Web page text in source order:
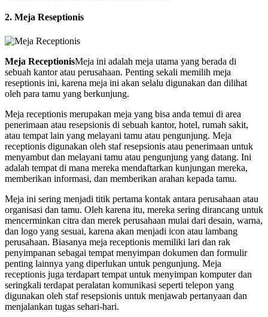
2. Meja Reseptionis
Meja ReceptionisMeja ini adalah meja utama yang berada di
sebuah kantor atau perusahaan. Penting sekali memilih meja
reseptionis ini, karena meja ini akan selalu digunakan dan dilihat
oleh para tamu yang berkunjung.
Meja receptionis merupakan meja yang bisa anda temui di area
penerimaan atau resepsionis di sebuah kantor, hotel, rumah sakit,
atau tempat lain yang melayani tamu atau pengunjung. Meja
receptionis digunakan oleh staf resepsionis atau penerimaan untuk
menyambut dan melayani tamu atau pengunjung yang datang. Ini
adalah tempat di mana mereka mendaftarkan kunjungan mereka,
memberikan informasi, dan memberikan arahan kepada tamu.
Meja ini sering menjadi titik pertama kontak antara perusahaan atau
organisasi dan tamu. Oleh karena itu, mereka sering dirancang untuk
mencerminkan citra dan merek perusahaan mulai dari desain, warna,
dan logo yang sesuai, karena akan menjadi icon atau lambang
perusahaan. Biasanya meja receptionis memiliki lari dan rak
penyimpanan sebagai tempat menyimpan dokumen dan formulir
penting lainnya yang diperlukan untuk pengunjung. Meja
receptionis juga terdapart tempat untuk menyimpan komputer dan
seringkali terdapat peralatan komunikasi seperti telepon yang
digunakan oleh staf resepsionis untuk menjawab pertanyaan dan
menjalankan tugas sehari-hari.